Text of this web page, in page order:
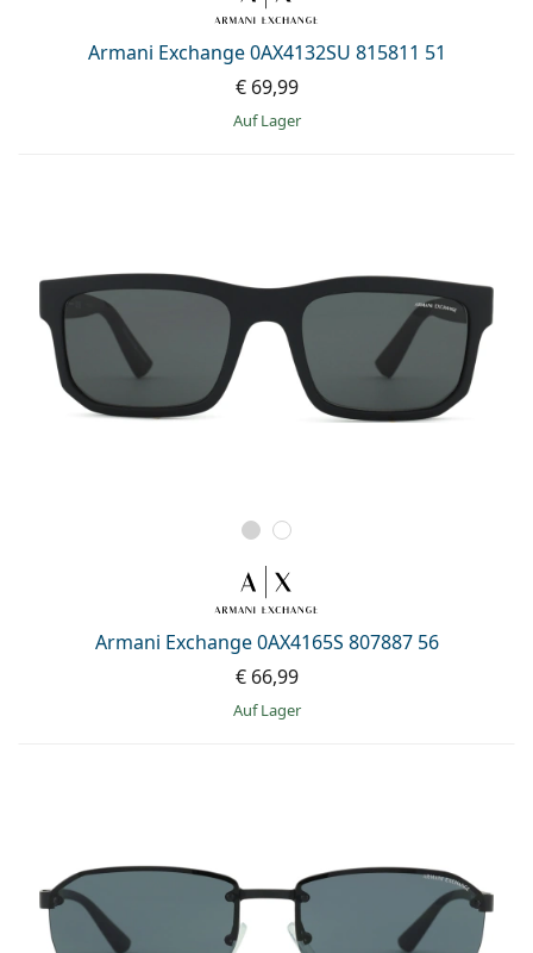
Armani Exchange 0AX4132SU 815811 51
€ 69,99
auf Lager
Armani Exchange 0AX4165S 807887 56
€ 66,99
auf Lager